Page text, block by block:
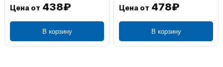
Цена от 438₽
В корзину
Цена от 478₽
В корзину